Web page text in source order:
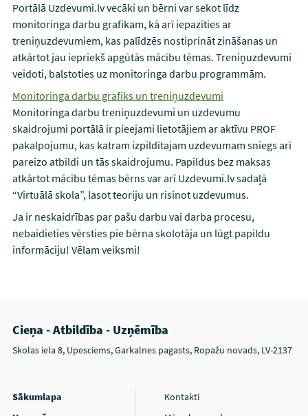
Portālā Uzdevumi.lv vecāki un bērni var sekot līdz
monitoringa darbu grafikam, kā arī iepazīties ar
treniņuzdevumiem, kas palīdzēs nostiprināt zināšanas un
atkārtot jau iepriekš apgūtās mācību tēmas. Treniņuzdevumi
veidoti, balstoties uz monitoringa darbu programmām.
Monitoringa darbu grafiks un treniņuzdevumi
Monitoringa darbu treniņuzdevumi un uzdevumu
skaidrojumi portālā ir pieejami lietotājiem ar aktīvu PROF
pakalpojumu, kas katram izpildītajam uzdevumam sniegs arī
pareizo atbildi un tās skaidrojumu. Papildus bez maksas
atkārtot mācību tēmas bērns var arī Uzdevumi.lv sadaļā
“Virtuālā skola”, lasot teoriju un risinot uzdevumus.
Ja ir neskaidrības par pašu darbu vai darba procesu,
nebaidieties vērsties pie bērna skolotāja un lūgt papildu
informāciju! Vēlam veiksmi!
Cieņa - Atbildība - Uzņēmība
Skolas iela 8, Upesciems, Garkalnes pagasts, Ropažu novads, LV-2137
Sākumlapa
Kontakti